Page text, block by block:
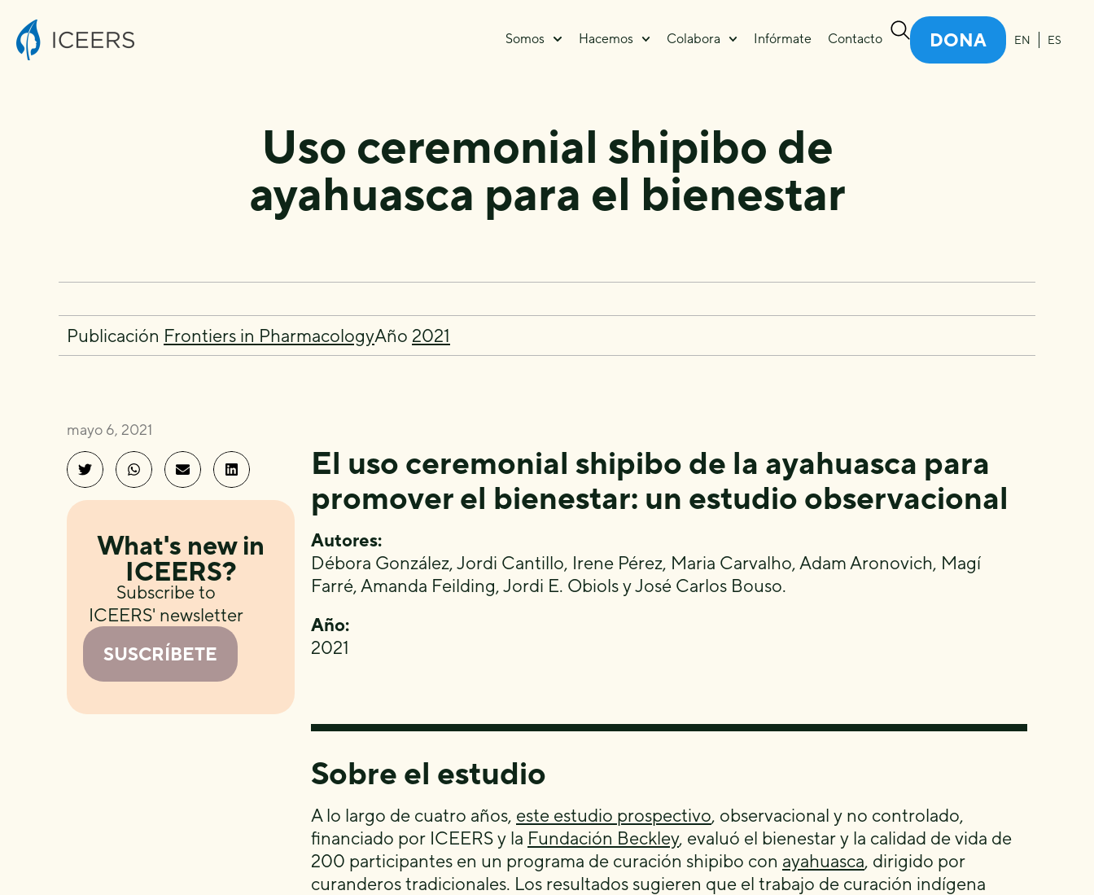
Somos Hacemos Colabora Infórmate Contacto DONA EN ES
Uso ceremonial shipibo de
ayahuasca para el bienestar
Publicación Frontiers in PharmacologyAño 2021
mayo 6, 2021
What's new in
ICEERS?
Subscribe to
ICEERS' newsletter
SUSCRÍBETE
El uso ceremonial shipibo de la ayahuasca para
promover el bienestar: un estudio observacional
Autores:
Débora González, Jordi Cantillo, Irene Pérez, Maria Carvalho, Adam Aronovich, Magí
Farré, Amanda Feilding, Jordi E. Obiols y José Carlos Bouso.
Año:
2021
Sobre el estudio
A lo largo de cuatro años, este estudio prospectivo, observacional y no controlado,
financiado por ICEERS y la Fundación Beckley, evaluó el bienestar y la calidad de vida de
200 participantes en un programa de curación shipibo con ayahuasca, dirigido por
curanderos tradicionales. Los resultados sugieren que el trabajo de curación indígena